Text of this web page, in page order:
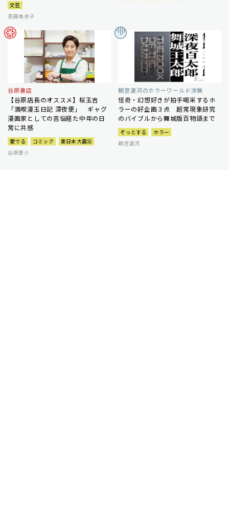
文芸
斎藤美奈子
谷原書店
【谷原店長のオススメ】桜玉吉
「満喫漫玉日記 深夜便」 ギャグ
漫画家としての苦悩経た中年の日
常に共感
愛でる コミック
東日本大震災
谷原章介
朝宮運河のホラーワールド渉猟
怪奇・幻想好きが拍手喝采するホ
ラーの好企画３点 超常現象研究
のバイブルから舞城版百物語まで
ぞっとする
ホラー
朝宮運河